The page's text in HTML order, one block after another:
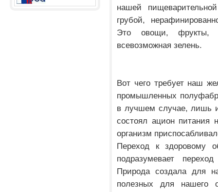
нашей
грубой,
Это овощи, фрукты,
всевозможная зелень.
Вот чего требует наш
промышленных
в лучшем случае, лишь
состоял ацион
организм
Переход к здоровому
подразумевает
Природа создала для
полезных для нашего